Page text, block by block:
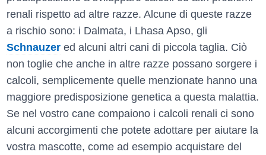
renali rispetto ad altre razze. Alcune di queste razze
a rischio sono: i Dalmata, i Lhasa Apso, gli
Schnauzer ed alcuni altri cani di piccola taglia. Ciò
non toglie che anche in altre razze possano sorgere i
calcoli, semplicemente quelle menzionate hanno una
maggiore predisposizione genetica a questa malattia.
Se nel vostro cane compaiono i calcoli renali ci sono
alcuni accorgimenti che potete adottare per aiutare la
vostra mascotte, come ad esempio acquistare del